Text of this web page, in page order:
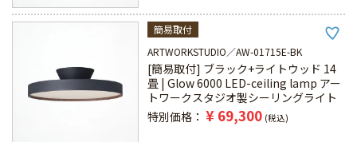
簡易取付
ARTWORKSTUDIO
AW-01715E-BK
[簡易取付] ブラック+ライトウッド 14
畳 | Glow 6000 LED-ceiling lamp アー
トワークスタジオ製シーリングライト
特別価格
¥ 69,300 税込